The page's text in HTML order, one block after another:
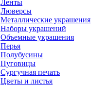
Ленты
Люверсы
Металлические украшения
Наборы украшений
Объемные украшения
Перья
Полубусины
Пуговицы
Сургучная печать
Цветы и листья